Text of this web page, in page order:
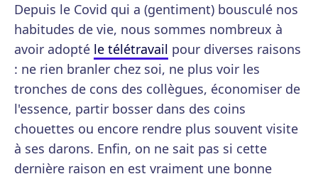
Depuis le Covid qui a (gentiment) bousculé nos
habitudes de vie, nous sommes nombreux à
avoir adopté le télétravail pour diverses raisons
: ne rien branler chez soi, ne plus voir les
tronches de cons des collègues, économiser de
l'essence, partir bosser dans des coins
chouettes ou encore rendre plus souvent visite
à ses darons. Enfin, on ne sait pas si cette
dernière raison en est vraiment une bonne